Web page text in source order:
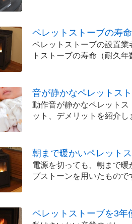
ペレットストーブの寿
ペレットストーブの設置
トストーブの寿命（耐久年
音が静かなペレットス
動作音が静かなペレットス
ット、デメリットを紹介し
朝まで暖かいペレット
電源を切っても、朝まで
プストーンを用いたもので
ペレットストーブを3年